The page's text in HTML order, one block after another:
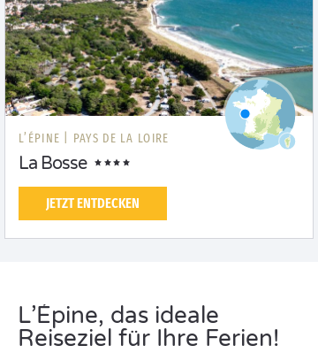
L’ÉPINE | PAYS DE LA LOIRE
La Bosse
JETZT ENTDECKEN
L’Épine, das ideale
Reiseziel für Ihre Ferien!